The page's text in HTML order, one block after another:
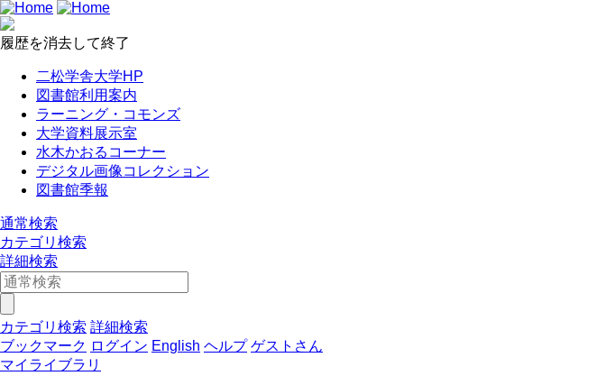
履歴を消去して終了
二松学舎大学HP
図書館利用案内
ラーニング・コモンズ
大学資料展示室
水木かおるコーナー
デジタル画像コレクション
図書館季報
通常検索
カテゴリ検索
詳細検索
カテゴリ検索 詳細検索
ブックマーク ログイン English ヘルプ ゲストさん
マイライブラリ